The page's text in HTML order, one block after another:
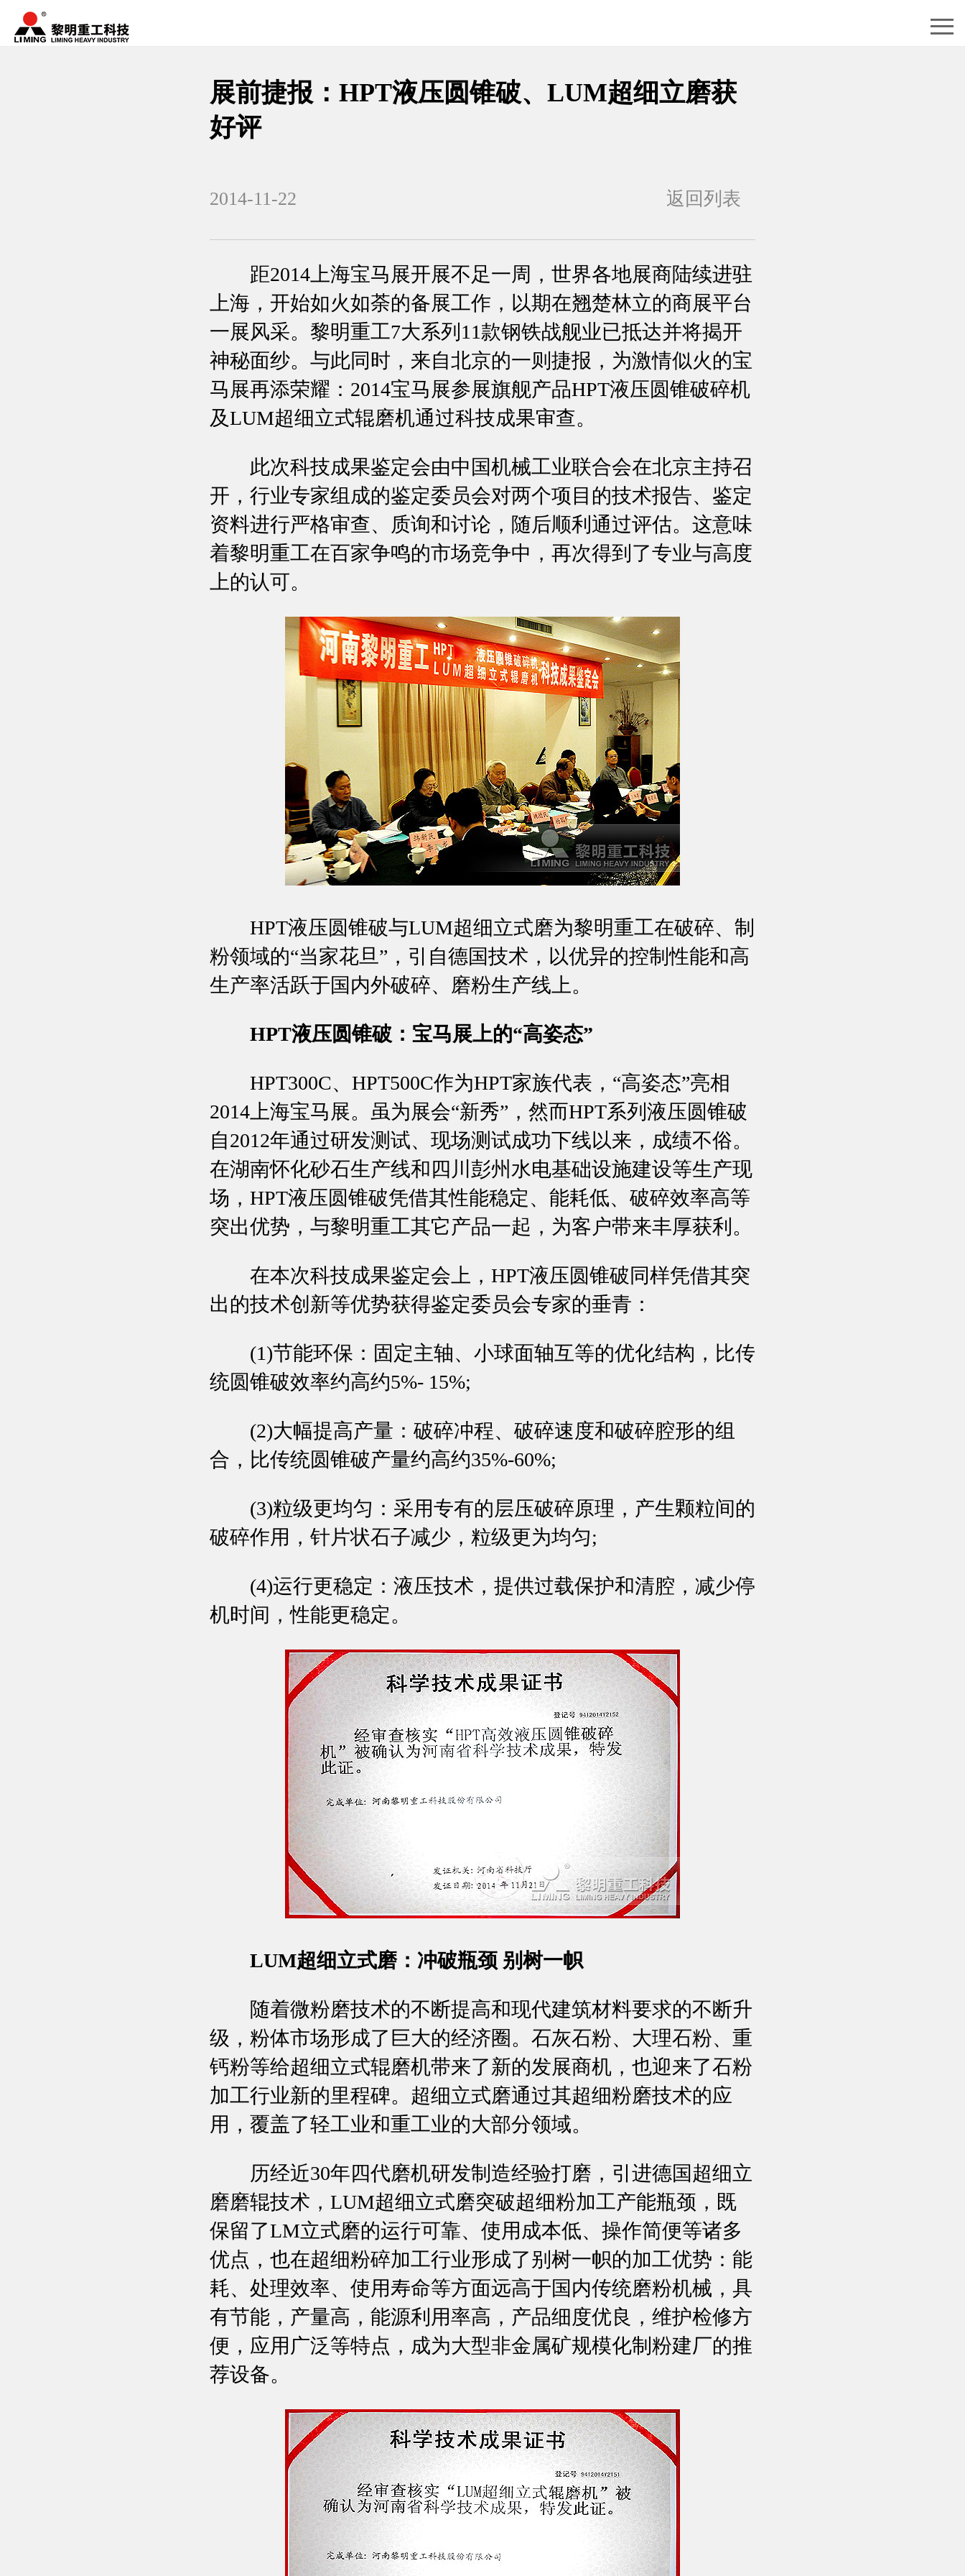
展前捷报：HPT液压圆锥破、LUM超细立磨获
好评
2014-11-22 返回列表
距2014上海宝马展开展不足一周，世界各地展商陆续进驻
上海，开始如火如荼的备展工作，以期在翘楚林立的商展平台
一展风采。黎明重工7大系列11款钢铁战舰业已抵达并将揭开
神秘面纱。与此同时，来自北京的一则捷报，为激情似火的宝
马展再添荣耀：2014宝马展参展旗舰产品HPT液压圆锥破碎机
及LUM超细立式辊磨机通过科技成果审查。
此次科技成果鉴定会由中国机械工业联合会在北京主持召
开，行业专家组成的鉴定委员会对两个项目的技术报告、鉴定
资料进行严格审查、质询和讨论，随后顺利通过评估。这意味
着黎明重工在百家争鸣的市场竞争中，再次得到了专业与高度
上的认可。
HPT液压圆锥破与LUM超细立式磨为黎明重工在破碎、制
粉领域的“当家花旦”，引自德国技术，以优异的控制性能和高
生产率活跃于国内外破碎、磨粉生产线上。
HPT液压圆锥破：宝马展上的“高姿态”
HPT300C、HPT500C作为HPT家族代表，“高姿态”亮相
2014上海宝马展。虽为展会“新秀”，然而HPT系列液压圆锥破
自2012年通过研发测试、现场测试成功下线以来，成绩不俗。
在湖南怀化砂石生产线和四川彭州水电基础设施建设等生产现
场，HPT液压圆锥破凭借其性能稳定、能耗低、破碎效率高等
突出优势，与黎明重工其它产品一起，为客户带来丰厚获利。
在本次科技成果鉴定会上，HPT液压圆锥破同样凭借其突
出的技术创新等优势获得鉴定委员会专家的垂青：
(1)节能环保：固定主轴、小球面轴互等的优化结构，比传
统圆锥破效率约高约5%- 15%;
(2)大幅提高产量：破碎冲程、破碎速度和破碎腔形的组
合，比传统圆锥破产量约高约35%-60%;
(3)粒级更均匀：采用专有的层压破碎原理，产生颗粒间的
破碎作用，针片状石子减少，粒级更为均匀;
(4)运行更稳定：液压技术，提供过载保护和清腔，减少停
机时间，性能更稳定。
LUM超细立式磨：冲破瓶颈 别树一帜
随着微粉磨技术的不断提高和现代建筑材料要求的不断升
级，粉体市场形成了巨大的经济圈。石灰石粉、大理石粉、重
钙粉等给超细立式辊磨机带来了新的发展商机，也迎来了石粉
加工行业新的里程碑。超细立式磨通过其超细粉磨技术的应
用，覆盖了轻工业和重工业的大部分领域。
历经近30年四代磨机研发制造经验打磨，引进德国超细立
磨磨辊技术，LUM超细立式磨突破超细粉加工产能瓶颈，既
保留了LM立式磨的运行可靠、使用成本低、操作简便等诸多
优点，也在超细粉碎加工行业形成了别树一帜的加工优势：能
耗、处理效率、使用寿命等方面远高于国内传统磨粉机械，具
有节能，产量高，能源利用率高，产品细度优良，维护检修方
便，应用广泛等特点，成为大型非金属矿规模化制粉建厂的推
荐设备。